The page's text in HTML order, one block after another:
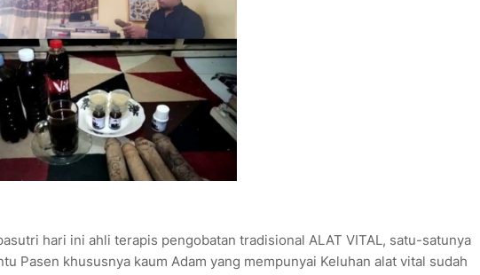
hari ini ahli terapis pengobatan tradisional ALAT VITAL, satu-satunya
Pasen khususnya kaum Adam yang mempunyai Keluhan alat vital sudah